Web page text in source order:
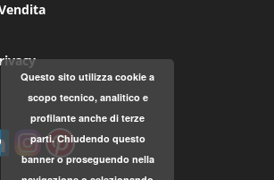
Questo sito utilizza cookie a
scopo tecnico, analitico e
profilante anche di terze
parti. Chiudendo questo
banner o proseguendo nella